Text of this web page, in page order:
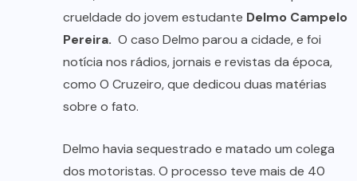
crueldade do jovem estudante Delmo Campelo
Pereira. O caso Delmo parou a cidade, e foi
notícia nos rádios, jornais e revistas da época,
como O Cruzeiro, que dedicou duas matérias
sobre o fato.
Delmo havia sequestrado e matado um colega
dos motoristas. O processo teve mais de 40